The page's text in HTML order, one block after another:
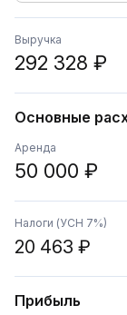
Выручка
292 328 ₽
Основные
Аренда
50 000 ₽
Налоги (УСН 7%)
20 463 ₽
Прибыль